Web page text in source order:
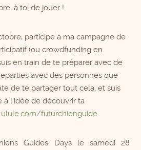
à toi de jouer !
participe à ma campagne de
(ou crowdfunding en
en train de te préparer avec de
avec des personnes que
de te partager tout cela, et suis
l’idée de découvrir ta
ulule.com/futurchienguide
Guides Days le samedi 28